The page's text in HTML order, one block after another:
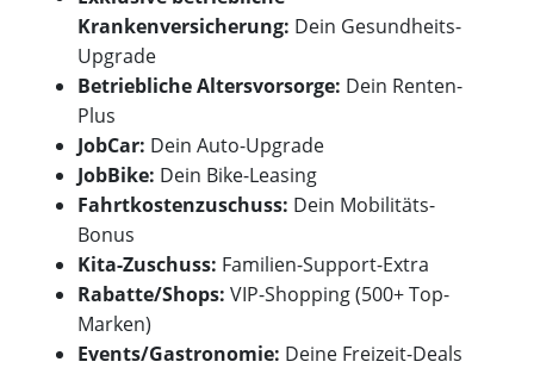
Krankenversicherung: Dein Gesundheits-
Upgrade
Betriebliche Altersvorsorge: Dein Renten-
Plus
JobCar: Dein Auto-Upgrade
JobBike: Dein Bike-Leasing
Fahrtkostenzuschuss: Dein Mobilitäts-
Bonus
Kita-Zuschuss: Familien-Support-Extra
Rabatte/Shops: VIP-Shopping (500+ Top-
Marken)
Events/Gastronomie: Deine Freizeit-Deals